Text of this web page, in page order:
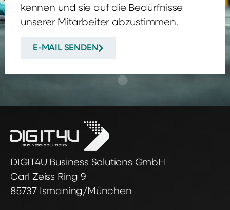
kennen und sie auf die Bedürfnisse
unserer Mitarbeiter abzustimmen.
E-MAIL SENDEN
DIGIT4U Business Solutions GmbH
Carl Zeiss Ring 9
85737 Ismaning/München